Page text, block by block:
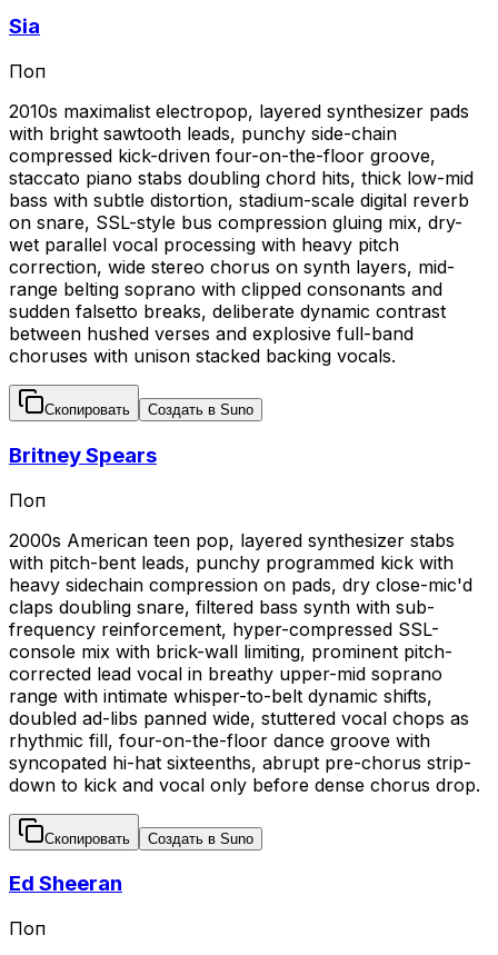
Sia
Поп
2010s maximalist electropop, layered synthesizer pads
with bright sawtooth leads, punchy side-chain
compressed kick-driven four-on-the-floor groove,
staccato piano stabs doubling chord hits, thick low-mid
bass with subtle distortion, stadium-scale digital reverb
on snare, SSL-style bus compression gluing mix, dry-
wet parallel vocal processing with heavy pitch
correction, wide stereo chorus on synth layers, mid-
range belting soprano with clipped consonants and
sudden falsetto breaks, deliberate dynamic contrast
between hushed verses and explosive full-band
choruses with unison stacked backing vocals.
Скопировать Создать в Suno
Britney Spears
Поп
2000s American teen pop, layered synthesizer stabs
with pitch-bent leads, punchy programmed kick with
heavy sidechain compression on pads, dry close-mic'd
claps doubling snare, filtered bass synth with sub-
frequency reinforcement, hyper-compressed SSL-
console mix with brick-wall limiting, prominent pitch-
corrected lead vocal in breathy upper-mid soprano
range with intimate whisper-to-belt dynamic shifts,
doubled ad-libs panned wide, stuttered vocal chops as
rhythmic fill, four-on-the-floor dance groove with
syncopated hi-hat sixteenths, abrupt pre-chorus strip-
down to kick and vocal only before dense chorus drop.
Скопировать Создать в Suno
Ed Sheeran
Поп